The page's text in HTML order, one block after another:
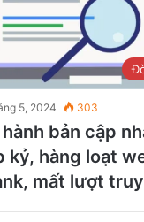
5, 2024 303
bản cập
kỷ, hàng loạt
mất lượt